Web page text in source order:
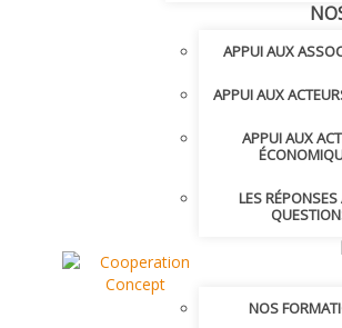
APPUI AUX
APPUI AUX
APPUI AUX
LES
NOS